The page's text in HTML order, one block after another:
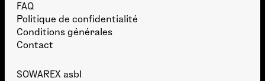
FAQ
Politique de confidentialité
Conditions générales
Contact
SOWAREX asbl